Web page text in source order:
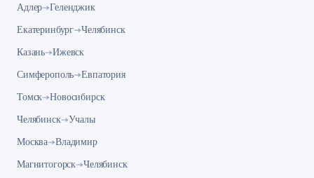
Адлер Геленджик
Екатеринбург Челябинск
Казань Ижевск
Симферополь Евпатория
Томск Новосибирск
Челябинск Учалы
Москва Владимир
Магнитогорск Челябинск